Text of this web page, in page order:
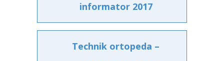
informator 2017
Technik ortopeda –